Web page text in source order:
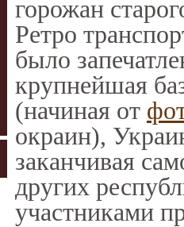
горожан
Ретро
было
крупнейшая
(начиная от
окраин),
заканчивая
других
участниками